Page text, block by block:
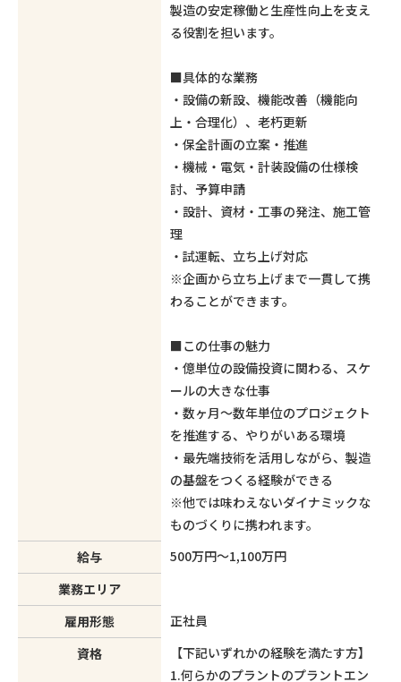
製造の安定稼働と生産性向上を支え
る役割を担います。
■具体的な業務
・設備の新設、機能改善（機能向
上・合理化）、老朽更新
・保全計画の立案・推進
・機械・電気・計装設備の仕様検
討、予算申請
・設計、資材・工事の発注、施工管
理
・試運転、立ち上げ対応
※企画から立ち上げまで一貫して携
わることができます。
■この仕事の魅力
・億単位の設備投資に関わる、スケ
ールの大きな仕事
・数ヶ月〜数年単位のプロジェクト
を推進する、やりがいある環境
・最先端技術を活用しながら、製造
の基盤をつくる経験ができる
※他では味わえないダイナミックな
ものづくりに携われます。
給与
500万円～1,100万円
業務エリア
雇用形態
正社員
資格
【下記いずれかの経験を満たす方】
1.何らかのプラントのプラントエン